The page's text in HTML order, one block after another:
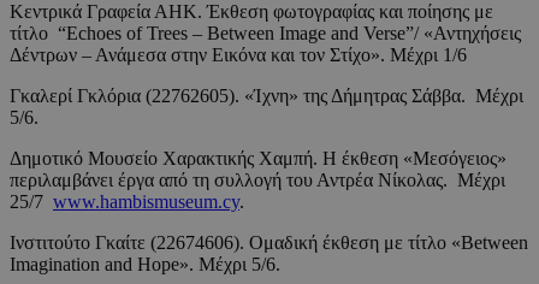
Κεντρικά Γραφεία ΑΗΚ. Έκθεση φωτογραφίας και ποίησης με
τίτλο “Echoes of Trees – Between Image and Verse”/ «Αντηχήσεις
Δέντρων – Ανάμεσα στην Εικόνα και τον Στίχο». Μέχρι 1/6
Γκαλερί Γκλόρια (22762605). «Ίχνη» της Δήμητρας Σάββα. Μέχρι
5/6.
Δημοτικό Μουσείο Χαρακτικής Χαμπή. Η έκθεση «Μεσόγειος»
περιλαμβάνει έργα από τη συλλογή του Αντρέα Νίκολας. Μέχρι
25/7 www.hambismuseum.cy.
Ινστιτούτο Γκαίτε (22674606). Ομαδική έκθεση με τίτλο «Between
Imagination and Hope». Μέχρι 5/6.